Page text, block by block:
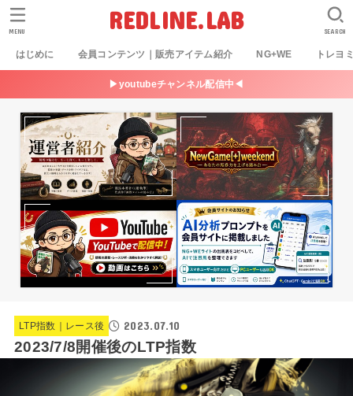
REDLINE.LAB
はじめに 会員コンテンツ｜販売アイテム紹介 NG+WE トレヨ
SEARCH
MENU
▶youtubeチャンネル配信中◀
LTP指数｜レース後 2023.07.10
2023/7/8開催後のLTP指数